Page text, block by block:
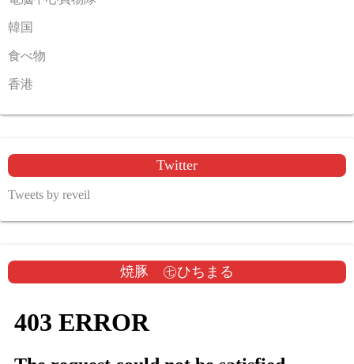
韓国
食べ物
香港
Twitter
Tweets by reveil
焼豚 ㊆ひちまる